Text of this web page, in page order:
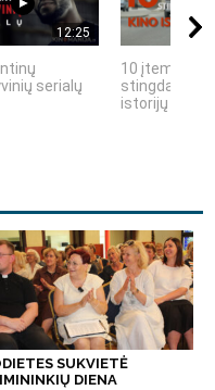
12:25
serialų
10 įtemptų,
stingdančių
istorijų
SUKVIETĖ
DIENA